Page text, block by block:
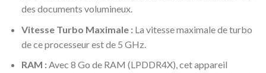
des documents volumineux.
Vitesse Turbo Maximale :La vitesse maximale de turbo
de ce processeur est de 5 GHz.
RAM :Avec 8 Go de RAM (LPDDR4X), cet appareil